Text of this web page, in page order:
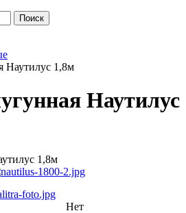
Поиск
Наутилус 1,8м
Наутилус
Нет